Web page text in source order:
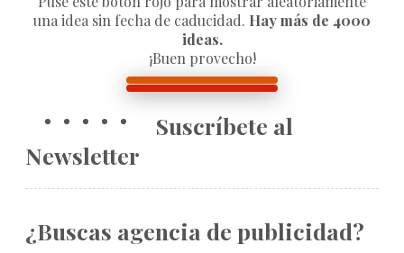
una idea sin fecha de caducidad. Hay más de 4000
ideas.
¡Buen provecho!
Suscríbete al
Newsletter
¿Buscas agencia de publicidad?